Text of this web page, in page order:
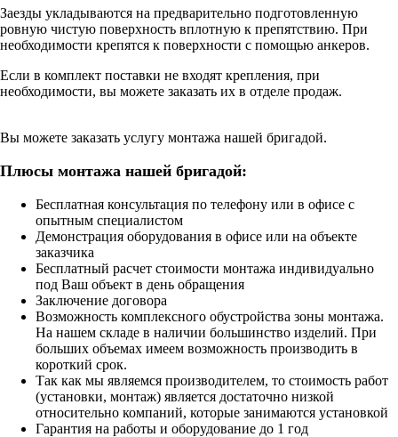
Заезды укладываются на предварительно подготовленную
ровную чистую поверхность вплотную к препятствию. При
необходимости крепятся к поверхности с помощью анкеров.
Если в комплект поставки не входят крепления, при
необходимости, вы можете заказать их в отделе продаж.
Вы можете заказать услугу монтажа нашей бригадой.
Плюсы монтажа нашей бригадой:
Бесплатная консультация по телефону или в офисе с
опытным специалистом
Демонстрация оборудования в офисе или на объекте
заказчика
Бесплатный расчет стоимости монтажа индивидуально
под Ваш объект в день обращения
Заключение договора
Возможность комплексного обустройства зоны монтажа.
На нашем складе в наличии большинство изделий. При
больших объемах имеем возможность производить в
короткий срок.
Так как мы являемся производителем, то стоимость работ
(установки, монтаж) является достаточно низкой
относительно компаний, которые занимаются установкой
Гарантия на работы и оборудование до 1 год